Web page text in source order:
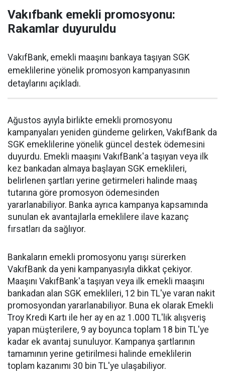
Vakıfbank emekli promosyonu:
Rakamlar duyuruldu
VakıfBank, emekli maaşını bankaya taşıyan SGK
emeklilerine yönelik promosyon kampanyasının
detaylarını açıkladı.
Ağustos ayıyla birlikte emekli promosyonu
kampanyaları yeniden gündeme gelirken, VakıfBank da
SGK emeklilerine yönelik güncel destek ödemesini
duyurdu. Emekli maaşını VakıfBank'a taşıyan veya ilk
kez bankadan almaya başlayan SGK emeklileri,
belirlenen şartları yerine getirmeleri halinde maaş
tutarına göre promosyon ödemesinden
yararlanabiliyor. Banka ayrıca kampanya kapsamında
sunulan ek avantajlarla emeklilere ilave kazanç
fırsatları da sağlıyor.
Bankaların emekli promosyonu yarışı sürerken
VakıfBank da yeni kampanyasıyla dikkat çekiyor.
Maaşını VakıfBank'a taşıyan veya ilk emekli maaşını
bankadan alan SGK emeklileri, 12 bin TL'ye varan nakit
promosyondan yararlanabiliyor. Buna ek olarak Emekli
Troy Kredi Kartı ile her ay en az 1.000 TL'lik alışveriş
yapan müşterilere, 9 ay boyunca toplam 18 bin TL'ye
kadar ek avantaj sunuluyor. Kampanya şartlarının
tamamının yerine getirilmesi halinde emeklilerin
toplam kazanımı 30 bin TL'ye ulaşabiliyor.